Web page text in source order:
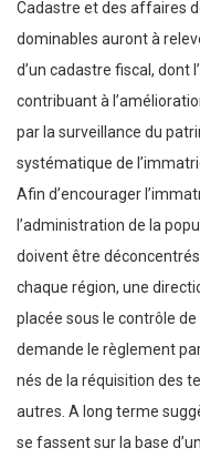
Cadastre et des affaires
dominables auront à
d’un cadastre fiscal, dont
contribuant à
par la surveillance du
systématique de
Afin d’encourager
l’administration de la
doivent être
chaque région, une
placée sous le contrôle
demande le règlement
nés de la réquisition des
autres. A long terme
se fassent sur la base